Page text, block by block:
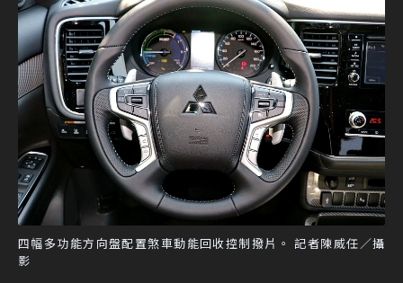
四幅多功能方向盤配置煞車動能回收控制撥片。 記者陳威任／攝
影